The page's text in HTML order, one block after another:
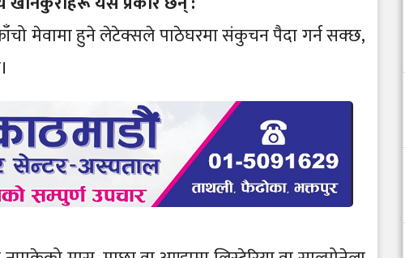
मेवामा हुने लेटेक्सले पाठेघरमा संकुचन पैदा गर्न सक्छ,